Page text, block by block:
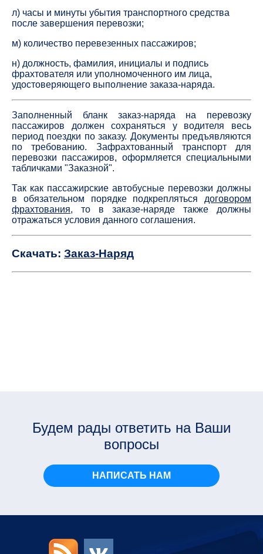
л) часы и минуты убытия транспортного средства
после завершения перевозки;
м) количество перевезенных пассажиров;
н) должность, фамилия, инициалы и подпись
фрахтователя или уполномоченного им лица,
удостоверяющего выполнение заказа-наряда.
Заполненный бланк заказ-наряда на перевозку
пассажиров должен сохраняться у водителя весь
период поездки по заказу. Документы предъявляются
по требованию. Зафрахтованный транспорт для
перевозки пассажиров, оформляется специальными
табличками "Заказной".
Так как пассажирские автобусные перевозки должны
в обязательном порядке подкрепляться договором
фрахтования, то в заказе-наряде также должны
отражаться условия данного соглашения.
Скачать: Заказ-Наряд
Будем рады ответить на Ваши
вопросы
НАПИСАТЬ НАМ